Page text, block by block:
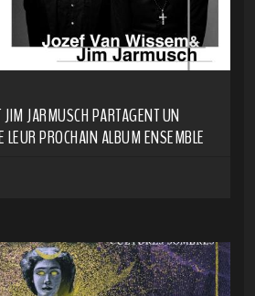
JARMUSCH PARTAGENT UN
PROCHAIN ALBUM ENSEMBLE